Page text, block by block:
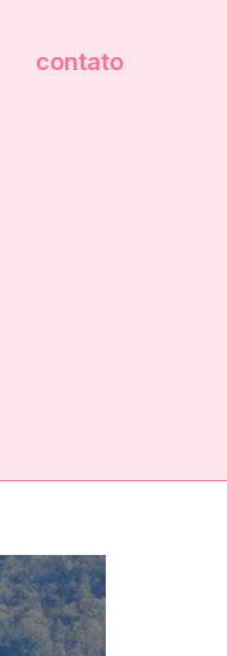
contato